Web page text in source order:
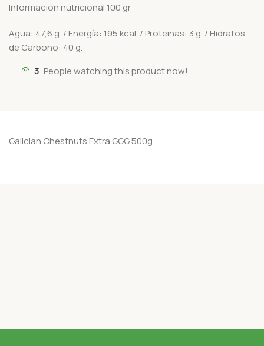
Información nutricional 100 gr
Agua: 47,6 g. / Energía: 195 kcal. / Proteinas: 3 g. / Hidratos
de Carbono: 40 g.
3 People watching this product now!
Galician Chestnuts Extra GGG 500g